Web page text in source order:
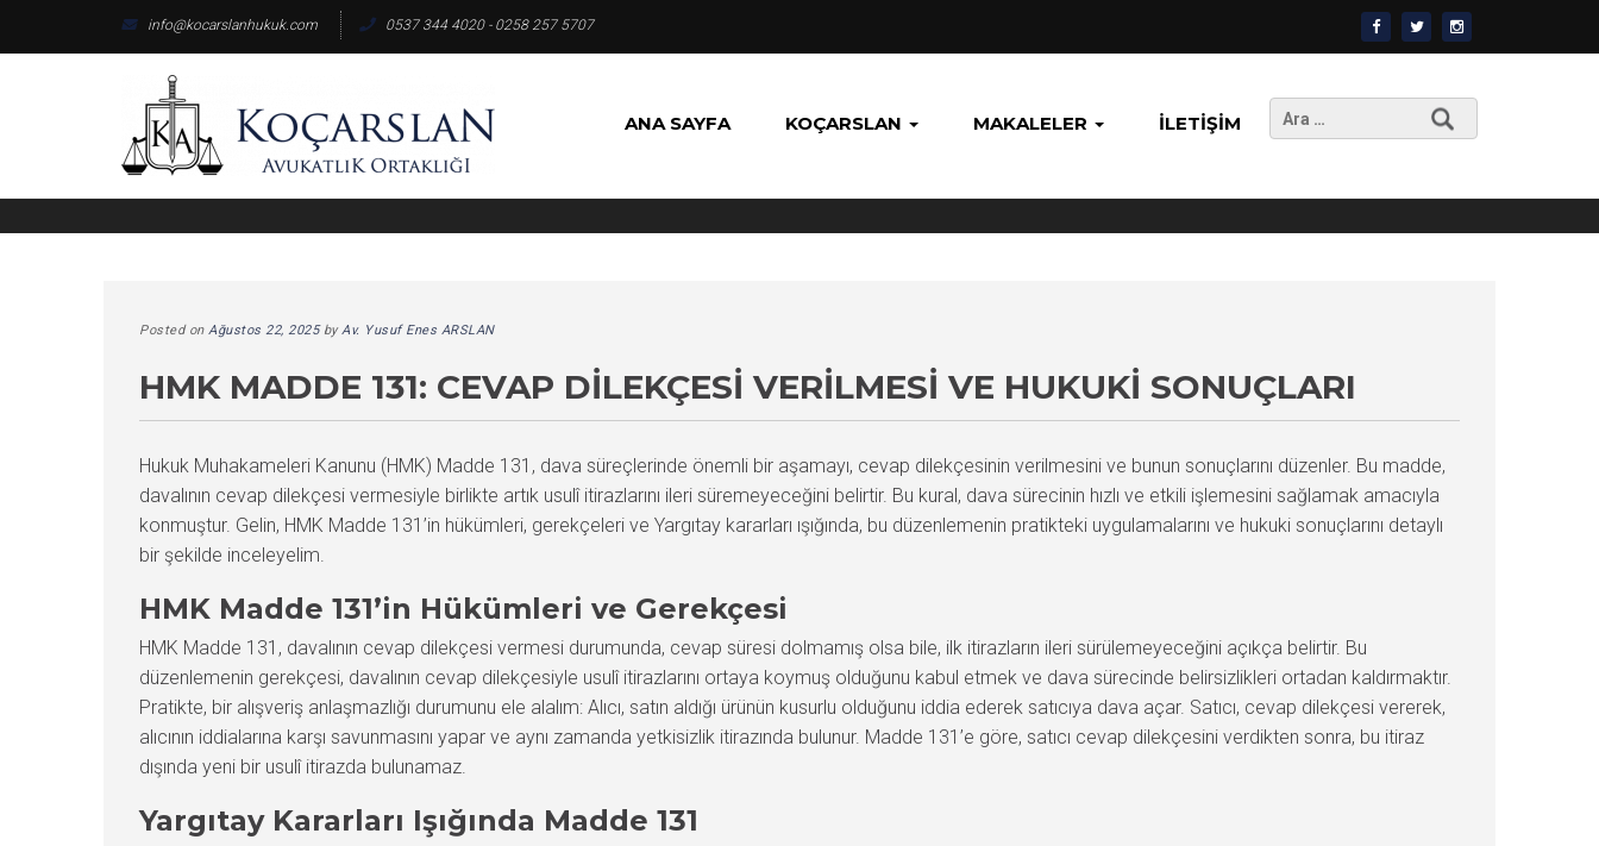
info@kocarslanhukuk.com 0537 344 4020 - 0258 257 5707
ANA SAYFA KOÇARSLAN MAKALELER İLETIŞIM
Arama:
Posted on Ağustos 22, 2025byAv. Yusuf Enes ARSLAN
HMK MADDE 131: CEVAP DILEKÇESI VERILMESI VE HUKUKI SONUÇLARI
Hukuk Muhakameleri Kanunu (HMK) Madde 131, dava süreçlerinde önemli bir aşamayı, cevap dilekçesinin verilmesini ve bunun sonuçlarını düzenler. Bu madde,
davalının cevap dilekçesi vermesiyle birlikte artık usulî itirazlarını ileri süremeyeceğini belirtir. Bu kural, dava sürecinin hızlı ve etkili işlemesini sağlamak amacıyla
konmuştur. Gelin, HMK Madde 131’in hükümleri, gerekçeleri ve Yargıtay kararları ışığında, bu düzenlemenin pratikteki uygulamalarını ve hukuki sonuçlarını detaylı
bir şekilde inceleyelim.
HMK Madde 131’in Hükümleri ve Gerekçesi
HMK Madde 131, davalının cevap dilekçesi vermesi durumunda, cevap süresi dolmamış olsa bile, ilk itirazların ileri sürülemeyeceğini açıkça belirtir. Bu
düzenlemenin gerekçesi, davalının cevap dilekçesiyle usulî itirazlarını ortaya koymuş olduğunu kabul etmek ve dava sürecinde belirsizlikleri ortadan kaldırmaktır.
Pratikte, bir alışveriş anlaşmazlığı durumunu ele alalım: Alıcı, satın aldığı ürünün kusurlu olduğunu iddia ederek satıcıya dava açar. Satıcı, cevap dilekçesi vererek,
alıcının iddialarına karşı savunmasını yapar ve aynı zamanda yetkisizlik itirazında bulunur. Madde 131’e göre, satıcı cevap dilekçesini verdikten sonra, bu itiraz
dışında yeni bir usulî itirazda bulunamaz.
Yargıtay Kararları Işığında Madde 131